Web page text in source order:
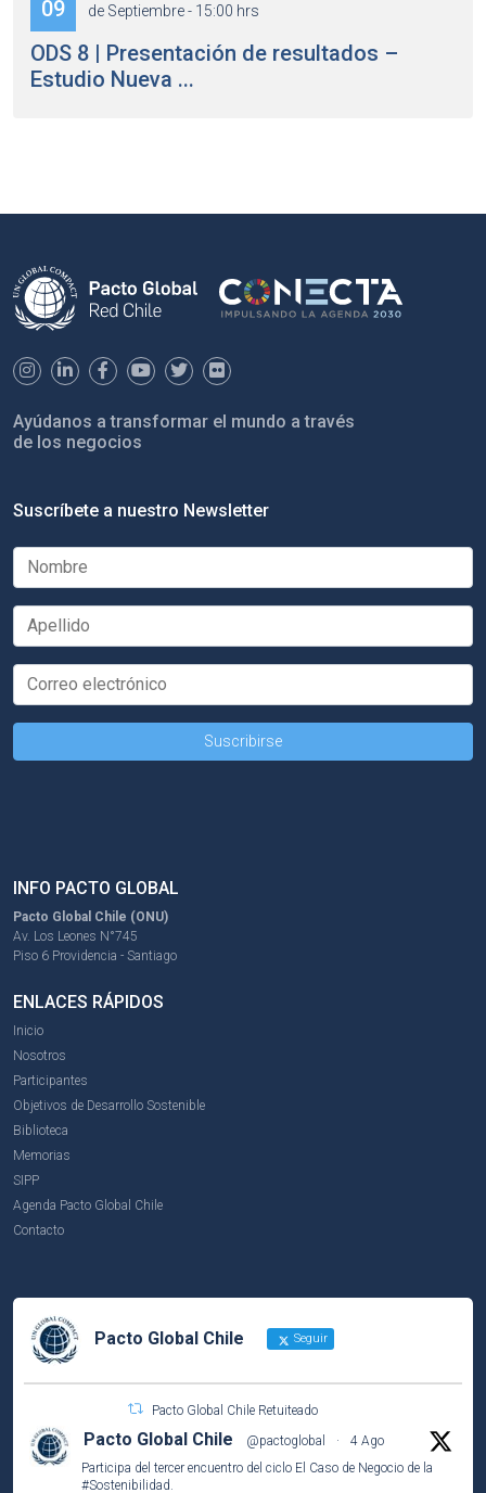
09 de Septiembre - 15:00 hrs
ODS 8 | Presentación de resultados –
Estudio Nueva ...
Ayúdanos a transformar el mundo a través
de los negocios
Suscríbete a nuestro Newsletter
INFO PACTO GLOBAL
Pacto Global Chile (ONU)
Av. Los Leones N°745
Piso 6 Providencia - Santiago
ENLACES RÁPIDOS
Inicio
Nosotros
Participantes
Objetivos de Desarrollo Sostenible
Biblioteca
Memorias
SIPP
Agenda Pacto Global Chile
Contacto
Pacto Global Chile Seguir
Pacto Global Chile Retuiteado
Pacto Global Chile @pactoglobal ·
4 Ago
Participa del tercer encuentro del ciclo El Caso de Negocio de la
#Sostenibilidad.